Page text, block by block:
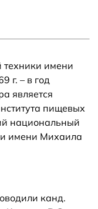
техники имени
г. – в год
является
пищевых
национальный
имени Михаила
канд.